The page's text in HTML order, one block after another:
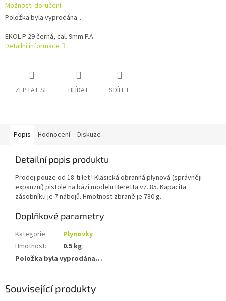
Možnosti doručení
Položka byla vyprodána…
EKOL P 29 černá, cal. 9mm P.A.
Detailní informace
ZEPTAT SE HLÍDAT SDÍLET
Popis Hodnocení Diskuze
Detailní popis produktu
Prodej pouze od 18-ti let ! Klasická obranná plynová (správněji
expanzní) pistole na bázi modelu Beretta vz. 85. Kapacita
zásobníku je 7 nábojů. Hmotnost zbraně je 780 g.
Doplňkové parametry
Kategorie:
Plynovky
Hmotnost:
0.5 kg
Položka byla vyprodána…
Související produkty